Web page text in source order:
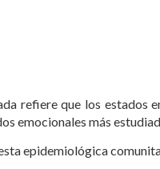
refiere que los estados
emocionales más
epidemiológica